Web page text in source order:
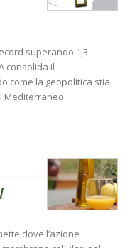
superando 1,3
consolida il
come la geopolitica stia
Mediterraneo
dove l’azione